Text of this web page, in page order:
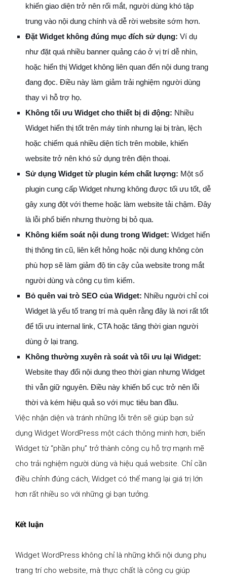
khiến giao diện trở nên rối mắt, người dùng khó tập
trung vào nội dung chính và dễ rời website sớm hơn.
Đặt Widget không đúng mục đích sử dụng: Ví dụ
như đặt quá nhiều banner quảng cáo ở vị trí dễ nhìn,
hoặc hiển thị Widget không liên quan đến nội dung trang
đang đọc. Điều này làm giảm trải nghiệm người dùng
thay vì hỗ trợ họ.
Không tối ưu Widget cho thiết bị di động: Nhiều
Widget hiển thị tốt trên máy tính nhưng lại bị tràn, lệch
hoặc chiếm quá nhiều diện tích trên mobile, khiến
website trở nên khó sử dụng trên điện thoại.
Sử dụng Widget từ plugin kém chất lượng: Một số
plugin cung cấp Widget nhưng không được tối ưu tốt, dễ
gây xung đột với theme hoặc làm website tải chậm. Đây
là lỗi phổ biến nhưng thường bị bỏ qua.
Không kiểm soát nội dung trong Widget: Widget hiển
thị thông tin cũ, liên kết hỏng hoặc nội dung không còn
phù hợp sẽ làm giảm độ tin cậy của website trong mắt
người dùng và công cụ tìm kiếm.
Bỏ quên vai trò SEO của Widget: Nhiều người chỉ coi
Widget là yếu tố trang trí mà quên rằng đây là nơi rất tốt
để tối ưu internal link, CTA hoặc tăng thời gian người
dùng ở lại trang.
Không thường xuyên rà soát và tối ưu lại Widget:
Website thay đổi nội dung theo thời gian nhưng Widget
thì vẫn giữ nguyên. Điều này khiến bố cục trở nên lỗi
thời và kém hiệu quả so với mục tiêu ban đầu.
Việc nhận diện và tránh những lỗi trên sẽ giúp bạn sử
dụng Widget WordPress một cách thông minh hơn, biến
Widget từ “phần phụ” trở thành công cụ hỗ trợ mạnh mẽ
cho trải nghiệm người dùng và hiệu quả website. Chỉ cần
điều chỉnh đúng cách, Widget có thể mang lại giá trị lớn
hơn rất nhiều so với những gì bạn tưởng.
Kết luận
Widget WordPress không chỉ là những khối nội dung phụ
trang trí cho website, mà thực chất là công cụ giúp